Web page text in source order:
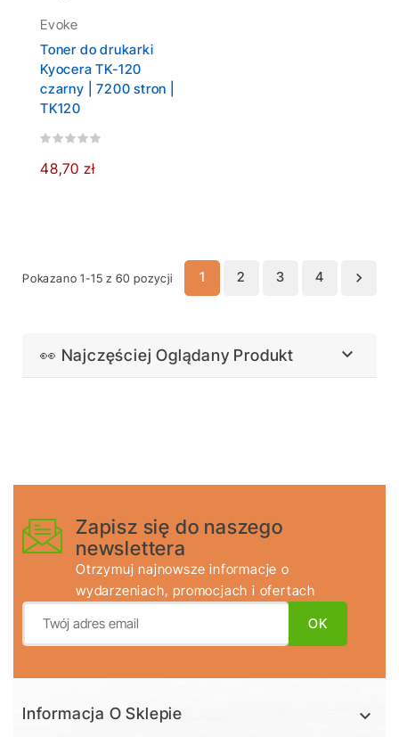
Evoke
Toner do drukarki
Kyocera TK-120
czarny | 7200 stron |
TK120
48,70 zł
Pokazano 1-15 z 60 pozycji 1 2 3 4 
👀 Najczęściej Oglądany Produkt 
Zapisz się do naszego
newslettera
Otrzymuj najnowsze informacje o
wydarzeniach, promocjach i ofertach
Informacja O Sklepie 